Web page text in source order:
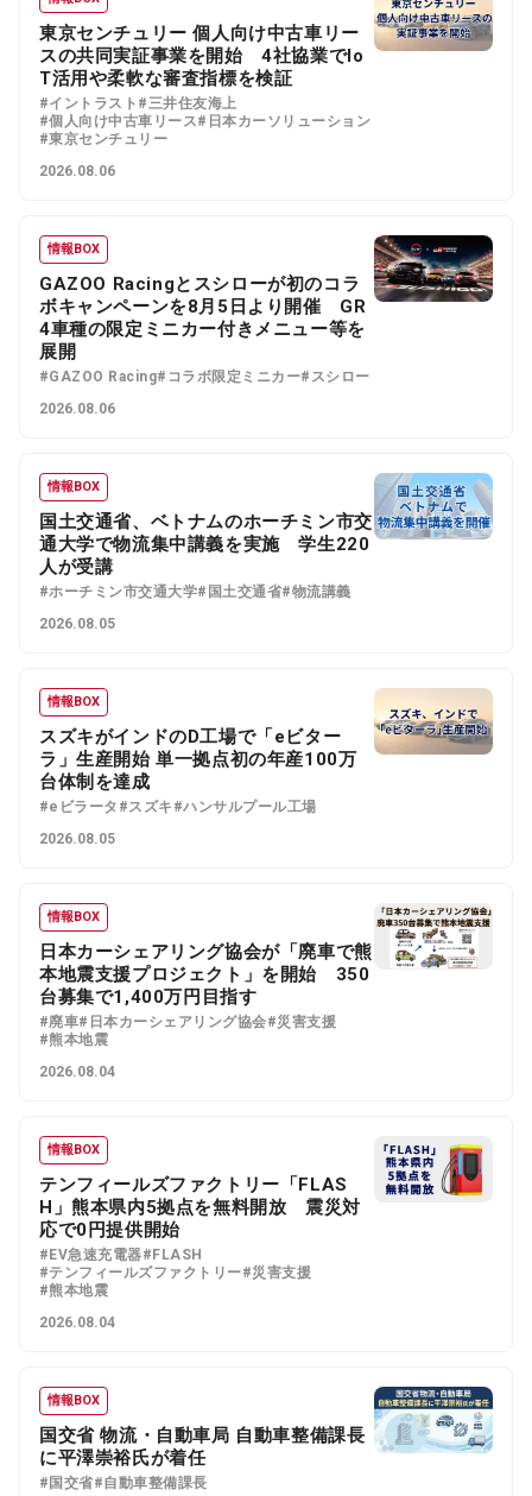
東京センチュリー 個人向け中古車リー
スの共同実証事業を開始 4社協業でIo
T活用や柔軟な審査指標を検証
#イントラスト #三井住友海上
#個人向け中古車リース#日本カーソリューション
#東京センチュリー
2026.08.06
情報BOX
GAZOO Racingとスシローが初のコラ
ボキャンペーンを8月5日より開催 GR
4車種の限定ミニカー付きメニュー等を
展開
#GAZOO Racing#コラボ限定ミニカー#スシロー
2026.08.06
情報BOX
国土交通省、ベトナムのホーチミン市交
通大学で物流集中講義を実施 学生220
人が受講
#ホーチミン市交通大学#国土交通省#物流講義
2026.08.05
情報BOX
スズキがインドのD工場で「eビター
ラ」生産開始 単一拠点初の年産100万
台体制を達成
#eビラータ #スズキ #ハンサルプール工場
2026.08.05
情報BOX
日本カーシェアリング協会が「廃車で熊
本地震支援プロジェクト」を開始 350
台募集で1,400万円目指す
#廃車#日本カーシェアリング協会#災害支援
#熊本地震
2026.08.04
情報BOX
テンフィールズファクトリー「FLAS
H」熊本県内5拠点を無料開放 震災対
応で0円提供開始
#EV急速充電器#FLASH
#テンフィールズファクトリー#災害支援
#熊本地震
2026.08.04
情報BOX
国交省 物流・自動車局 自動車整備課長
に平澤崇裕氏が着任
#国交省#自動車整備課長